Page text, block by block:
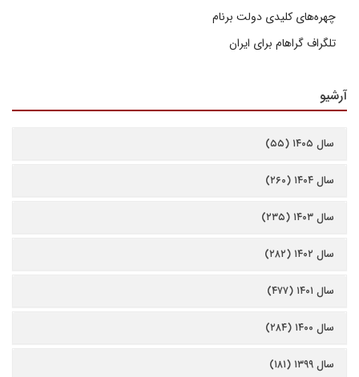
چهره‌های کلیدی دولت برنام
تلگراف گراهام برای ایران
آرشیو
سال ۱۴۰۵ (۵۵)
سال ۱۴۰۴ (۲۶۰)
سال ۱۴۰۳ (۲۳۵)
سال ۱۴۰۲ (۲۸۲)
سال ۱۴۰۱ (۴۷۷)
سال ۱۴۰۰ (۲۸۴)
سال ۱۳۹۹ (۱۸۱)